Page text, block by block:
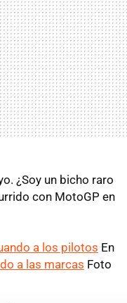
¿Soy un bicho raro
con MotoGP en
a los pilotos En
a las marcas Foto